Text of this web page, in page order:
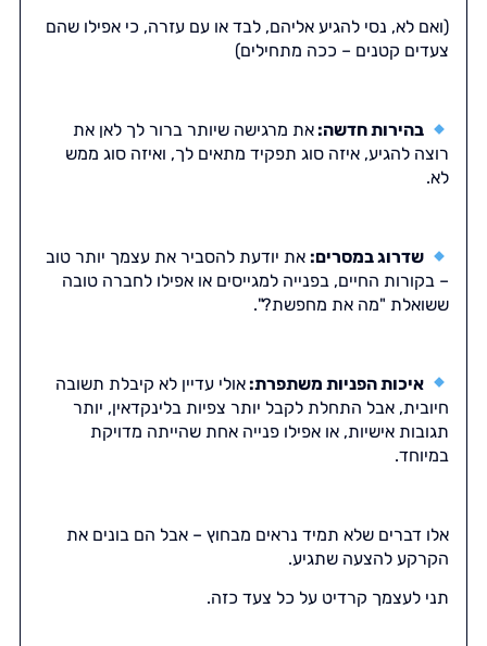
(ואם לא, נסי להגיע אליהם, לבד או עם עזרה, כי אפילו שהם
צעדים קטנים – ככה מתחילים)
בהירות חדשה: את מרגישה שיותר ברור לך לאן את
רוצה להגיע, איזה סוג תפקיד מתאים לך, ואיזה סוג ממש
לא.
שדרוג במסרים: את יודעת להסביר את עצמך יותר טוב
– בקורות החיים, בפנייה למגייסים או אפילו לחברה טובה
ששואלת "מה את מחפשת?".
איכות הפניות משתפרת: אולי עדיין לא קיבלת תשובה
חיובית, אבל התחלת לקבל יותר צפיות בלינקדאין, יותר
תגובות אישיות, או אפילו פנייה אחת שהייתה מדויקת
במיוחד.
אלו דברים שלא תמיד נראים מבחוץ – אבל הם בונים את
הקרקע להצעה שתגיע.
תני לעצמך קרדיט על כל צעד כזה.